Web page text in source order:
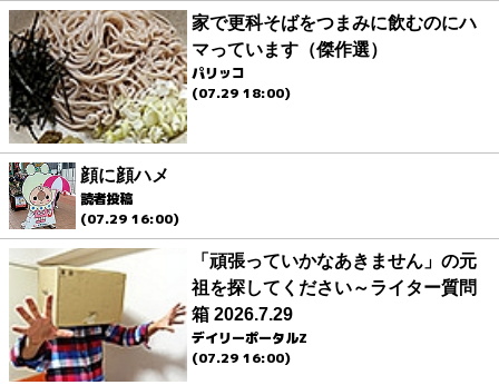
家で更科そばをつまみに飲むのにハ
マっています（傑作選）
パリッコ
(07.29 18:00)
顔に顔ハメ
読者投稿
(07.29 16:00)
「頑張っていかなあきません」の元
祖を探してください～ライター質問
箱 2026.7.29
デイリーポータルZ
(07.29 16:00)